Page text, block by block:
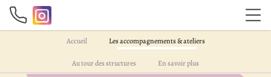
Accueil Les accompagnements & ateliers
Au tour des structures En savoir plus